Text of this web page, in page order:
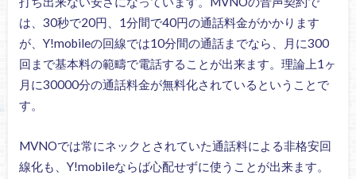
は、30秒で20円、1分間で40円の通話料金がかかります
が、Y!mobileの回線では10分間の通話までなら、月に300
回まで基本料の範疇で電話することが出来ます。理論上1ヶ
月に30000分の通話料金が無料化されているということで
す。
MVNOでは常にネックとされていた通話料による非格安回
線化も、Y!mobileならば心配せずに使うことが出来ます。